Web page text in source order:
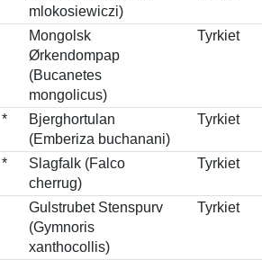
mlokosiewiczi)
Mongolsk
Ørkendompap
(Bucanetes
mongolicus)
Tyrkiet
*
Bjerghortulan
(Emberiza buchanani)
Tyrkiet
*
Slagfalk (Falco
cherrug)
Tyrkiet
Gulstrubet Stenspurv
(Gymnoris
xanthocollis)
Tyrkiet